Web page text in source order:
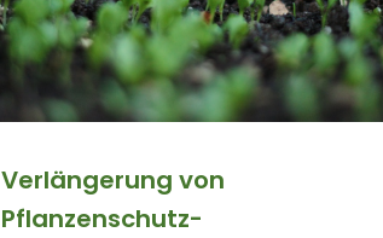
Verlängerung von
Pflanzenschutz-